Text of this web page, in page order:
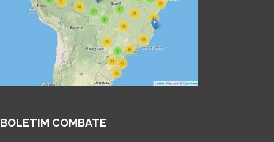
BOLETIM COMBATE